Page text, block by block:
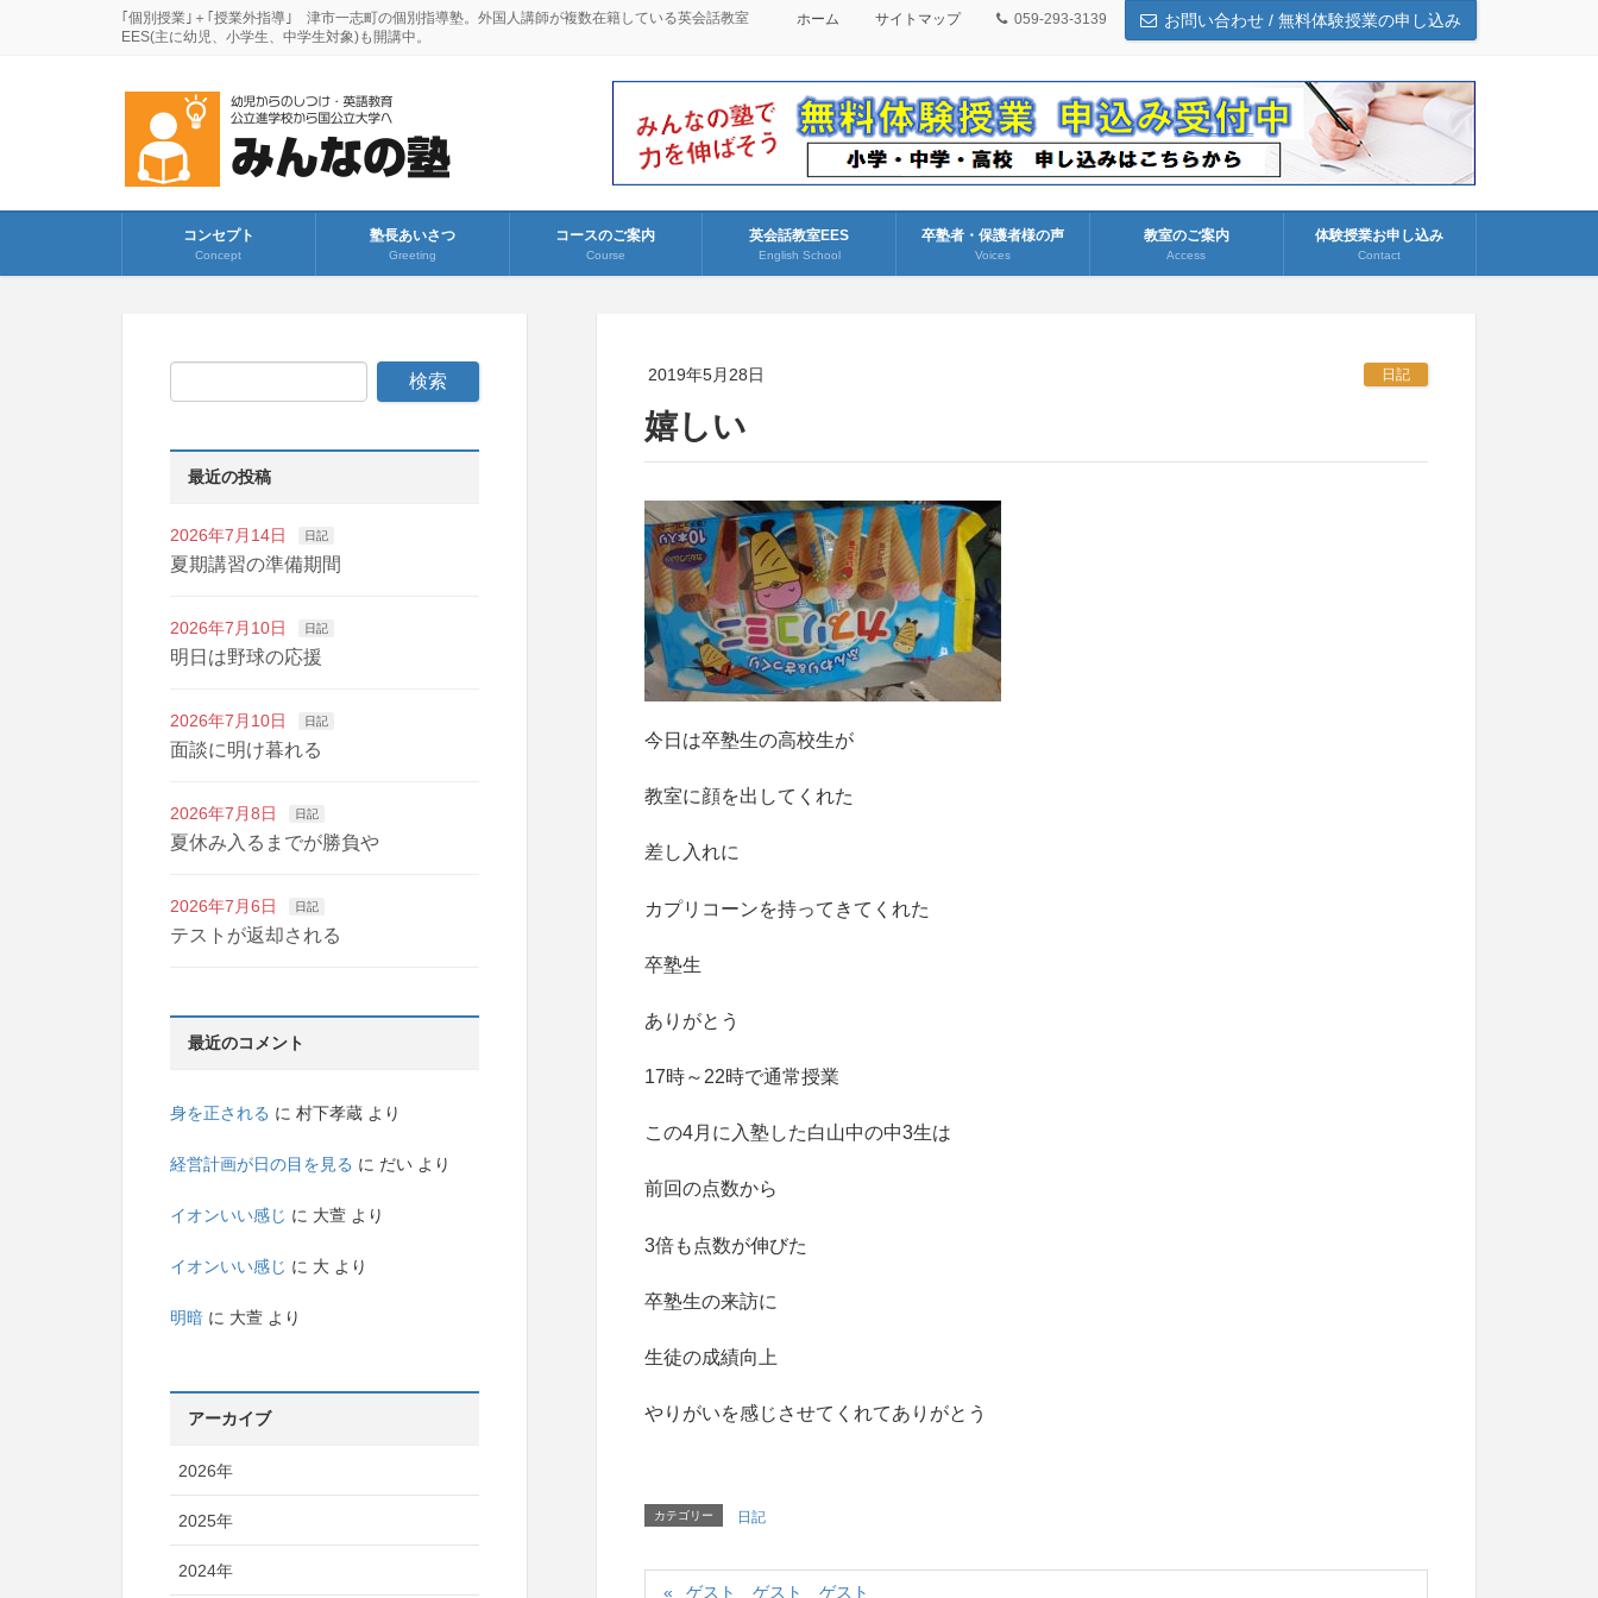
｢個別授業｣＋｢授業外指導｣ 津市一志町の個別指導塾。外国人講師が複数在籍している英会話教室
EES(主に幼児、小学生、中学生対象)も開講中。
ホーム サイトマップ 059-293-3139 お問い合わせ / 無料体験授業の申し込み
コンセプト
Concept
塾長あいさつ
Greeting
コースのご案内
Course
英会話教室EES
English School
卒塾者・保護者様の声
Voices
教室のご案内
Access
体験授業お申し込み
Contact
2019年5月28日 日記
嬉しい
今日は卒塾生の高校生が
教室に顔を出してくれた
差し入れに
カプリコーンを持ってきてくれた
卒塾生
ありがとう
17時～22時で通常授業
この4月に入塾した白山中の中3生は
前回の点数から
3倍も点数が伸びた
卒塾生の来訪に
生徒の成績向上
やりがいを感じさせてくれてありがとう
カテゴリー 日記
ゲスト ゲスト ゲスト
最近の投稿
2026年7月14日 日記
夏期講習の準備期間
2026年7月10日 日記
明日は野球の応援
2026年7月10日 日記
面談に明け暮れる
2026年7月8日 日記
夏休み入るまでが勝負や
2026年7月6日 日記
テストが返却される
最近のコメント
身を正される に 村下孝蔵 より
経営計画が日の目を見る に だい より
イオンいい感じ に 大萱 より
イオンいい感じ に 大 より
明暗 に 大萱 より
アーカイブ
2026年
2025年
2024年